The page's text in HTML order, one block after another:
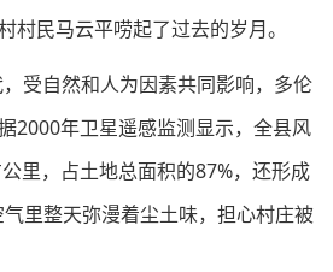
村民马云平唠起了过去的岁月。
受自然和人为因素共同影响，多伦
2000年卫星遥感监测显示，全县风
里，占土地总面积的87%，还形成
里整天弥漫着尘土味，担心村庄被